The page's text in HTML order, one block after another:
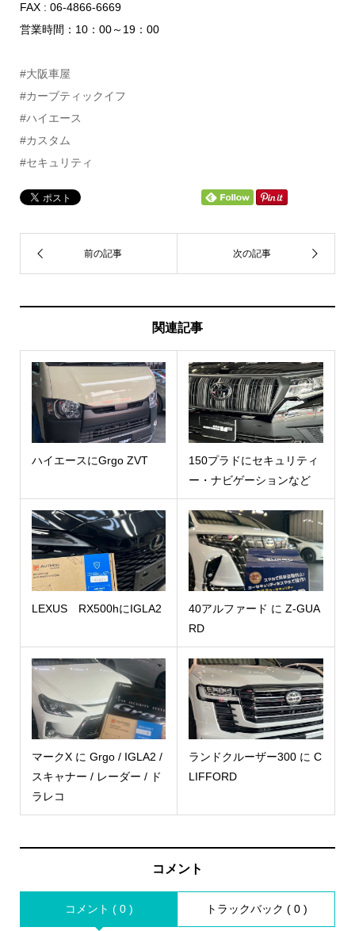
FAX : 06-4866-6669
営業時間：10：00～19：00
#大阪車屋
#カーブティックイフ
#ハイエース
#カスタム
#セキュリティ
関連記事
ハイエースにGrgo ZVT
150プラドにセキュリティ
ー・ナビゲーションなど
LEXUS RX500hにIGLA2
40アルファード に Z-GUA
RD
マークX に Grgo / IGLA2 /
スキャナー / レーダー / ド
ラレコ
ランドクルーザー300 に C
LIFFORD
コメント
コメント ( 0 ) トラックバック ( 0 )